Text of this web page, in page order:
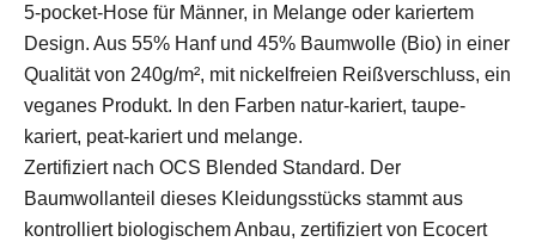
5-pocket-Hose für Männer, in Melange oder kariertem
Design. Aus 55% Hanf und 45% Baumwolle (Bio) in einer
Qualität von 240g/m², mit nickelfreien Reißverschluss, ein
veganes Produkt. In den Farben natur-kariert, taupe-
kariert, peat-kariert und melange.
Zertifiziert nach OCS Blended Standard. Der
Baumwollanteil dieses Kleidungsstücks stammt aus
kontrolliert biologischem Anbau, zertifiziert von Ecocert